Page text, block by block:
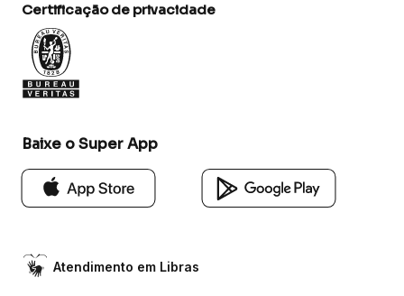
Certificação de privacidade
Baixe o Super App
Atendimento em Libras